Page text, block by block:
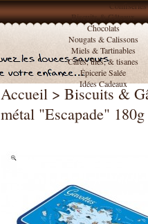
Confiseries
Biscuits & Gâteaux
Chocolats
Nougats & Calissons
Miels & Tartinables
Cafés, thés, & tisanes
Épicerie Salée
Idées Cadeaux
Accueil > Biscuits &
métal "Escapade"